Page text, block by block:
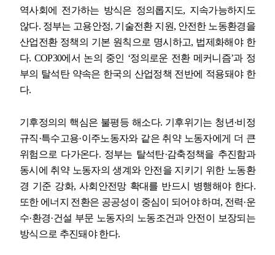
역사회에 전가하는 방식은 정의롭지도, 지속가능하지도
않다. 정부는 고용안정, 기술전환 지원, 안전한 노동환경을
산업전환 정책의 기본 원칙으로 명시하고, 법제화해야 한
다. COP30에서 논의 중인 ‘정의로운 전환 메커니즘’과 정
부의 탈석탄 약속은 한국의 산업정책 전반에 적용돼야 한
다.
기후정의의 핵심은 불평등 해소다. 기후위기는 청년·비정
규직·특수고용·이주노동자와 같은 취약 노동자에게 더 큰
위험으로 다가온다. 정부는 탈석탄·감축정책을 추진함과
동시에 취약 노동자의 생계와 안전을 지키기 위한 노동환
경 기준 강화,사회안전망 확대를 반드시 병행해야 한다.
또한 에너지 전환은 공공성이 중심이 되어야 하며, 전력·운
수·환경·건설 부문 노동자의 노동조건과 안전이 보장되는
방식으로 추진돼야 한다.